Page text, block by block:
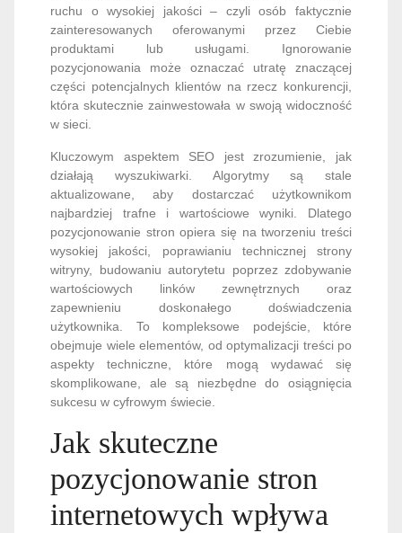
ruchu o wysokiej jakości – czyli osób faktycznie
zainteresowanych oferowanymi przez Ciebie
produktami lub usługami. Ignorowanie
pozycjonowania może oznaczać utratę znaczącej
części potencjalnych klientów na rzecz konkurencji,
która skutecznie zainwestowała w swoją widoczność
w sieci.
Kluczowym aspektem SEO jest zrozumienie, jak
działają wyszukiwarki. Algorytmy są stale
aktualizowane, aby dostarczać użytkownikom
najbardziej trafne i wartościowe wyniki. Dlatego
pozycjonowanie stron opiera się na tworzeniu treści
wysokiej jakości, poprawianiu technicznej strony
witryny, budowaniu autorytetu poprzez zdobywanie
wartościowych linków zewnętrznych oraz
zapewnieniu doskonałego doświadczenia
użytkownika. To kompleksowe podejście, które
obejmuje wiele elementów, od optymalizacji treści po
aspekty techniczne, które mogą wydawać się
skomplikowane, ale są niezbędne do osiągnięcia
sukcesu w cyfrowym świecie.
Jak skuteczne
pozycjonowanie stron
internetowych wpływa